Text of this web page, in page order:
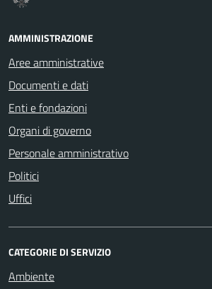
AMMINISTRAZIONE
Aree amministrative
Documenti e dati
Enti e fondazioni
Organi di governo
Personale amministrativo
Politici
Uffici
CATEGORIE DI SERVIZIO
Ambiente